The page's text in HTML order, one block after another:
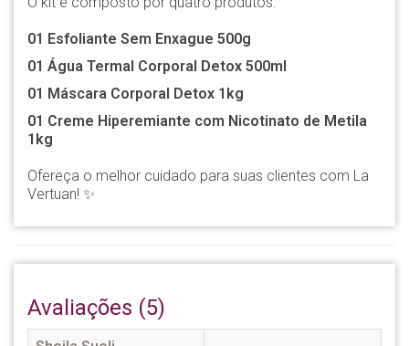
01 Esfoliante Sem Enxague 500g
01 Água Termal Corporal Detox 500ml
01 Máscara Corporal Detox 1kg
01 Creme Hiperemiante com Nicotinato de Metila
1kg
Ofereça o melhor cuidado para suas clientes com La
Vertuan! ✨
Avaliações (5)